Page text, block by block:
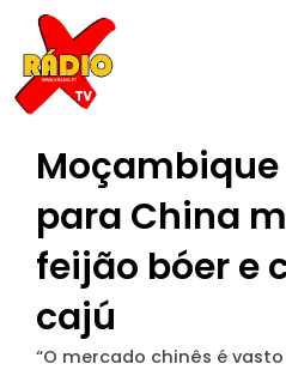
content
para China
feijão bóer e
cajú
“O mercado chinês é